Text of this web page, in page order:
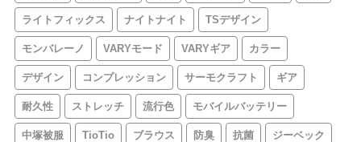
ライトフィックス ナイトナイト TSデザイン
モンバレーノ VARYモード VARYギア カラー
デザイン コンプレッション サーモクラフト ギア
耐久性 ストレッチ 流行色 モバイルバッテリー
中塚被服 TioTio ブラウス 防臭 抗菌 ジーベック